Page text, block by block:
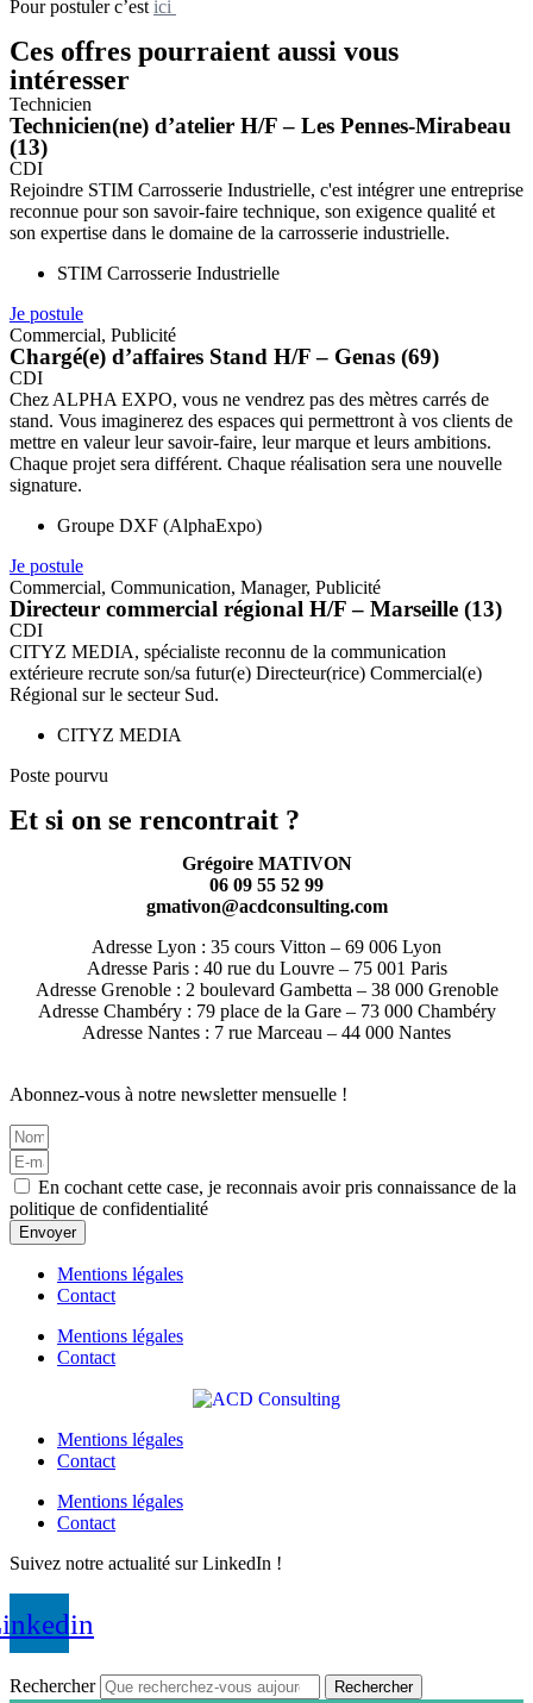
Pour postuler c’est ici
Ces offres pourraient aussi vous
intéresser
Technicien
Technicien(ne) d’atelier H/F – Les Pennes-Mirabeau
(13)
CDI
Rejoindre STIM Carrosserie Industrielle, c'est intégrer une entreprise
reconnue pour son savoir-faire technique, son exigence qualité et
son expertise dans le domaine de la carrosserie industrielle.
STIM Carrosserie Industrielle
Je postule
Commercial, Publicité
Chargé(e) d’affaires Stand H/F – Genas (69)
CDI
Chez ALPHA EXPO, vous ne vendrez pas des mètres carrés de
stand. Vous imaginerez des espaces qui permettront à vos clients de
mettre en valeur leur savoir-faire, leur marque et leurs ambitions.
Chaque projet sera différent. Chaque réalisation sera une nouvelle
signature.
Groupe DXF (AlphaExpo)
Je postule
Commercial, Communication, Manager, Publicité
Directeur commercial régional H/F – Marseille (13)
CDI
CITYZ MEDIA, spécialiste reconnu de la communication
extérieure recrute son/sa futur(e) Directeur(rice) Commercial(e)
Régional sur le secteur Sud.
CITYZ MEDIA
Poste pourvu
Et si on se rencontrait ?
Grégoire MATIVON
06 09 55 52 99
gmativon@acdconsulting.com
Adresse Lyon : 35 cours Vitton – 69 006 Lyon
Adresse Paris : 40 rue du Louvre – 75 001 Paris
Adresse Grenoble : 2 boulevard Gambetta – 38 000 Grenoble
Adresse Chambéry : 79 place de la Gare – 73 000 Chambéry
Adresse Nantes : 7 rue Marceau – 44 000 Nantes
Abonnez-vous à notre newsletter mensuelle !
En cochant cette case, je reconnais avoir pris connaissance de la
politique de confidentialité
Envoyer
Mentions légales
Contact
Mentions légales
Contact
Mentions légales
Contact
Mentions légales
Contact
Suivez notre actualité sur LinkedIn !
Rechercher
Rechercher